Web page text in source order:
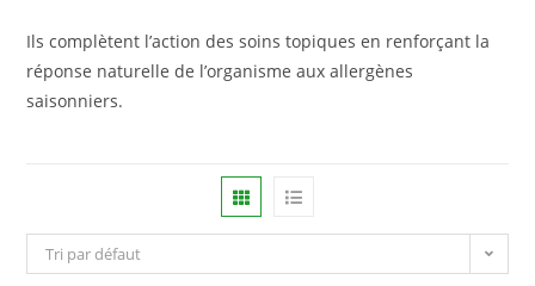
Ils complètent l’action des soins topiques en renforçant la
réponse naturelle de l’organisme aux allergènes
saisonniers.
Tri par défaut